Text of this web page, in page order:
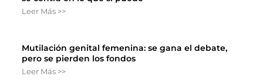
Leer Más >>
Mutilación genital femenina: se gana el debate,
pero se pierden los fondos
Leer Más >>